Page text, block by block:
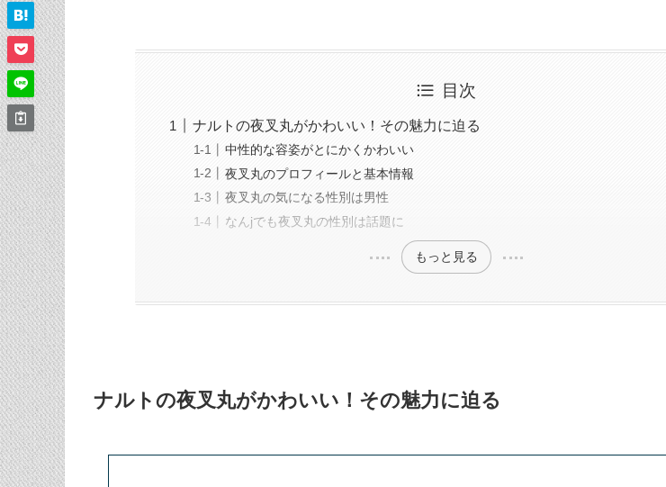
目次
ナルトの夜叉丸がかわいい！その魅力に迫る
中性的な容姿がとにかくかわいい
夜叉丸のプロフィールと基本情報
夜叉丸の気になる性別は男性
なんjでも夜叉丸の性別は話題に
もっと見る
ナルトの夜叉丸がかわいい！その魅力に迫る